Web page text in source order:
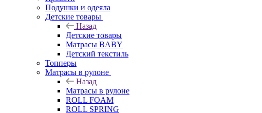
Подушки и одеяла
Детские товары
Назад
Детские товары
Матрасы BABY
Детский текстиль
Топперы
Матрасы в рулоне
Назад
Матрасы в рулоне
ROLL FOAM
ROLL SPRING